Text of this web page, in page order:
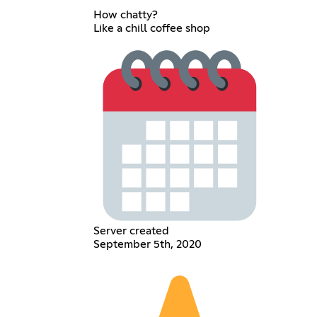
How chatty?
Like a chill coffee shop
Server created
September 5th, 2020